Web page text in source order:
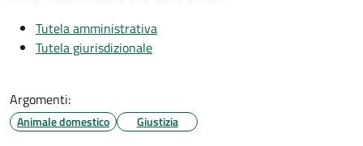
Tutela amministrativa
Tutela giurisdizionale
Argomenti:
Animale domestico Giustizia